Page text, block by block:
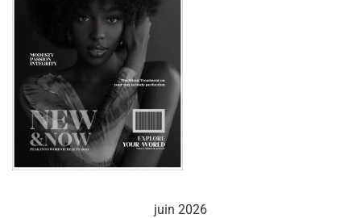
juin 2026